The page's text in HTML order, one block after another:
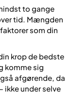
to gange
tid. Mængden
som din
krop de bedste
komme sig
afgørende, da
ikke under selve